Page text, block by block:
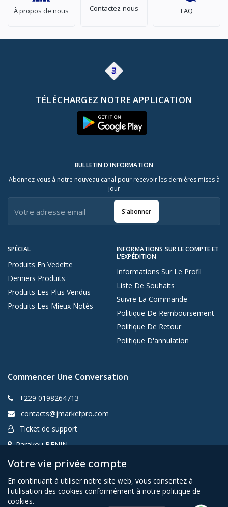
À propos de nous Contactez-nous FAQ
TÉLÉCHARGEZ NOTRE APPLICATION
SPÉCIAL
Produits En Vedette
Derniers Produits
Produits Les Plus Vendus
Produits Les Mieux Notés
INFORMATIONS SUR LE COMPTE ET
L'EXPÉDITION
Informations Sur Le Profil
Liste De Souhaits
Suivre La Commande
Politique De Remboursement
Politique De Retour
Politique D'annulation
BULLETIN D'INFORMATION
Abonnez-vous à notre nouveau canal pour recevoir les dernières mises à
jour
S'abonner
Commencer Une Conversation
+229 0198264713
contacts@jmarketpro.com
Ticket de support
Parakou BENIN
Jmarketpro SARL Copyrights © 2020-2026
Votre vie privée compte
En continuant à utiliser notre site web, vous consentez à
l'utilisation des cookies conformément à notre politique de
cookies.